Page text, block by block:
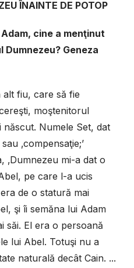
ÎNAINTE DE POTOP
cine a menţinut
Geneza
alt fiu, care să fie
moştenitorul
Numele Set, dat
‚compensaţie;’
‚Dumnezeu mi-a dat o
pe care l-a ucis
de o statură mai
şi îi semăna lui Adam
săi. El era o persoană
lui Abel. Totuşi nu a
naturală decât Cain. ...